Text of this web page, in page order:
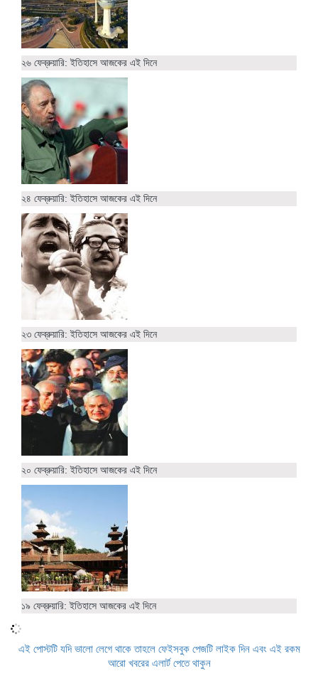
২৬ ফেব্রুয়ারি: ইতিহাসে আজকের এই দিনে
২৪ ফেব্রুয়ারি: ইতিহাসে আজকের এই দিনে
২৩ ফেব্রুয়ারি: ইতিহাসে আজকের এই দিনে
২০ ফেব্রুয়ারি: ইতিহাসে আজকের এই দিনে
১৯ ফেব্রুয়ারি: ইতিহাসে আজকের এই দিনে
এই পোস্টটি যদি ভালো লেগে থাকে তাহলে ফেইসবুক পেজটি লাইক দিন এবং এই রকম
আরো খবরের এলার্ট পেতে থাকুন